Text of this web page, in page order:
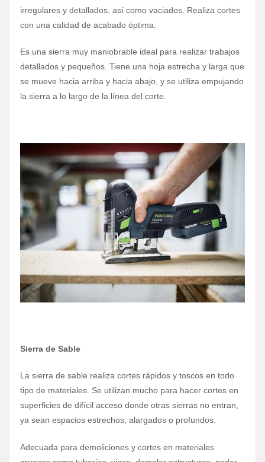
irregulares y detallados, así como vaciados. Realiza cortes
con una calidad de acabado óptima.
Es una sierra muy maniobrable ideal para realizar trabajos
detallados y pequeños. Tiene una hoja estrecha y larga que
se mueve hacia arriba y hacia abajo, y se utiliza empujando
la sierra a lo largo de la línea del corte.
Sierra de Sable
La sierra de sable realiza cortes rápidos y toscos en todo
tipo de materiales. Se utilizan mucho para hacer cortes en
superficies de difícil acceso donde otras sierras no entran,
ya sean espacios estrechos, alargados o profundos.
Adecuada para demoliciones y cortes en materiales